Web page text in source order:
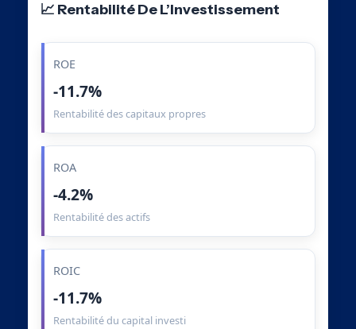
📈 Rentabilité De L’Investissement
ROE
-11.7%
Rentabilité des capitaux propres
ROA
-4.2%
Rentabilité des actifs
ROIC
-11.7%
Rentabilité du capital investi